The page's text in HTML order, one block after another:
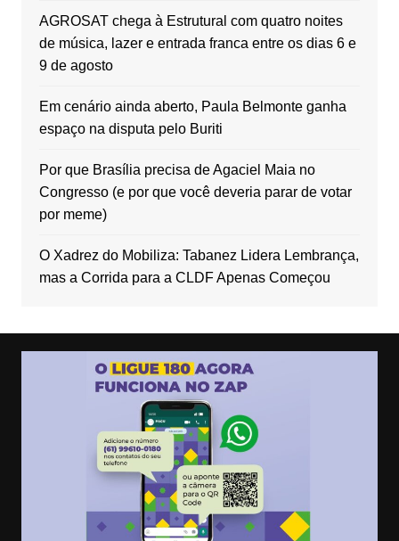
AGROSAT chega à Estrutural com quatro noites
de música, lazer e entrada franca entre os dias 6 e
9 de agosto
Em cenário ainda aberto, Paula Belmonte ganha
espaço na disputa pelo Buriti
Por que Brasília precisa de Agaciel Maia no
Congresso (e por que você deveria parar de votar
por meme)
O Xadrez do Mobiliza: Tabanez Lidera Lembrança,
mas a Corrida para a CLDF Apenas Começou